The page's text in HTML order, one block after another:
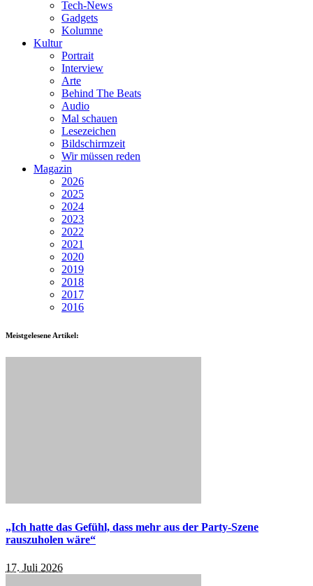
Tech-News
Gadgets
Kolumne
Kultur
Portrait
Interview
Arte
Behind The Beats
Audio
Mal schauen
Lesezeichen
Bildschirmzeit
Wir müssen reden
Magazin
2026
2025
2024
2023
2022
2021
2020
2019
2018
2017
2016
Meistgelesene Artikel:
„Ich hatte das Gefühl, dass mehr aus der Party-Szene
rauszuholen wäre“
17. Juli 2026